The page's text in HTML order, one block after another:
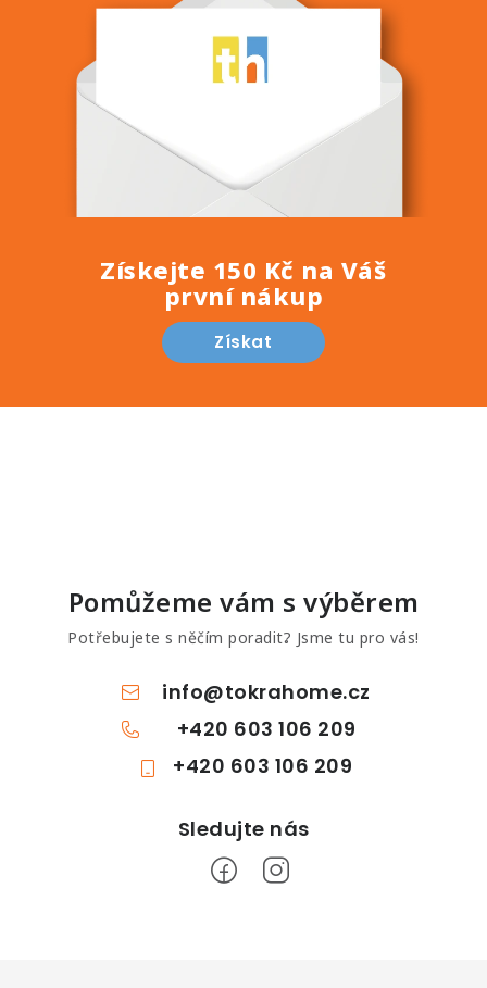
Získejte 150 Kč na Váš
první nákup
Získat
Pomůžeme vám s výběrem
Potřebujete s něčím poradit? Jsme tu pro vás!
info@tokrahome.cz
+420 603 106 209
+420 603 106 209